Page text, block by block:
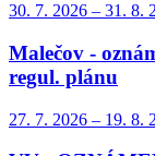
30. 7. 2026 – 31. 8.
Malečov -
regul. plánu
27. 7. 2026 – 19. 8.